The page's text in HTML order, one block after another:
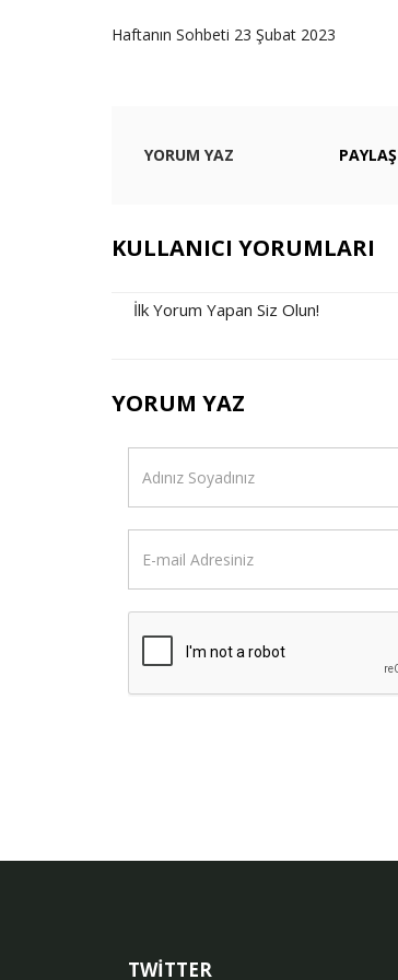
Haftanın Sohbeti 23 Şubat 2023
YORUM YAZ PAYLAŞ
KULLANICI YORUMLARI
İlk Yorum Yapan Siz Olun!
YORUM YAZ
TWİTTER